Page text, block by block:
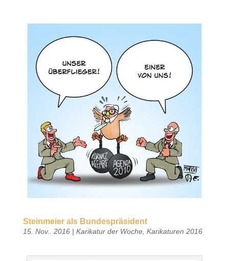
Steinmeier als Bundespräsident
15. Nov.. 2016| Karikatur der Woche, Karikaturen 2016